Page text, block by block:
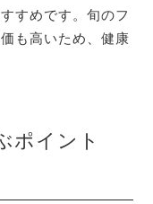
すめです。旬のフ
も高いため、健康
ポイント